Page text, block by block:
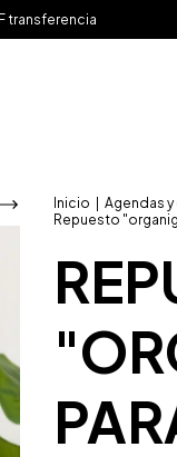
transferencia
Inicio Agendas
Repuesto